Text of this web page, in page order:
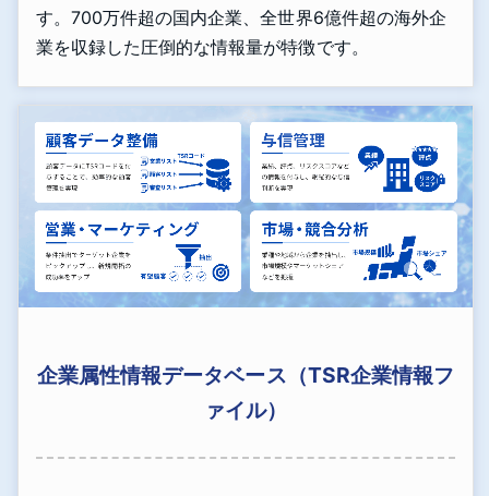
す。700万件超の国内企業、全世界6億件超の海外企
業を収録した圧倒的な情報量が特徴です。
企業属性情報データベース（TSR企業情報フ
ァイル）